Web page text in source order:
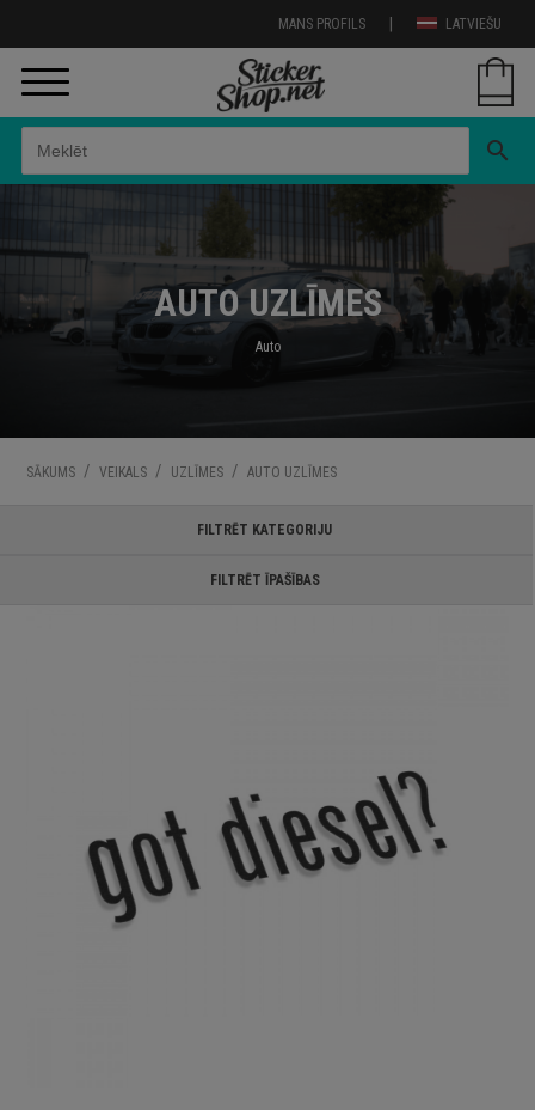
LATVIEŠU
|
MANS PROFILS
search
AUTO UZLĪMES
Auto
SĀKUMS / VEIKALS / UZLĪMES / AUTO UZLĪMES
FILTRĒT KATEGORIJU
FILTRĒT ĪPAŠĪBAS